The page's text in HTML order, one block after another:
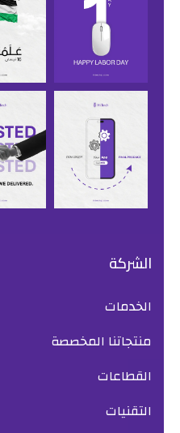
الشركة
الخدمات
منتجاتنا المخصصة
القطاعات
التقنيات